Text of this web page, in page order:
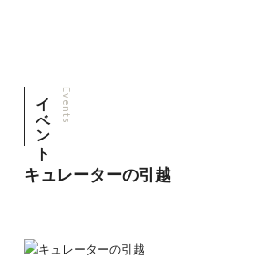
イベント Events
キュレーターの引越